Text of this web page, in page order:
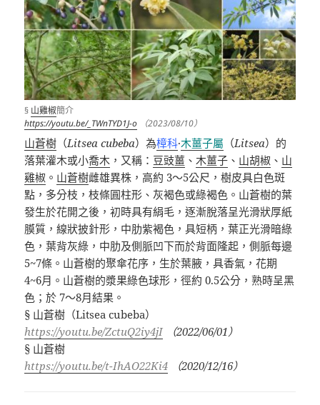
§ 山雞椒簡介
https://youtu.be/_TWnTYD1J-o （2023/08/10）
山蒼樹 （Litsea cubeba）為樟科·木薑子屬 （Litsea）的
落葉灌木或小喬木 ，又稱： 豆豉薑 、 木薑子 、 山胡椒 、 山
雞椒 。 山蒼樹雌雄異株，高約 3～5公尺，樹皮具白色斑
點，多分枝，枝條圓柱形、灰褐色或綠褐色。山蒼樹的葉
發生於花開之後，初時具有絹毛，逐漸脫落呈光滑狀厚紙
膜質，線狀披針形，中肋紫褐色，具短柄，葉正光滑暗綠
色，葉背灰綠，中肋及側脈凹下而於背面隆起，側脈每邊
5~7條。山蒼樹的聚傘花序，生於葉腋，具香氣，花期
4~6月。山蒼樹的漿果綠色球形，徑約 0.5公分，熟時呈黑
色；於 7～8月結果。
§ 山蒼樹（Litsea cubeba）
https://youtu.be/ZctuQ2iy4jI
（2022/06/01）
§ 山蒼樹
https://youtu.be/t-IhAO22Ki4
（2020/12/16）